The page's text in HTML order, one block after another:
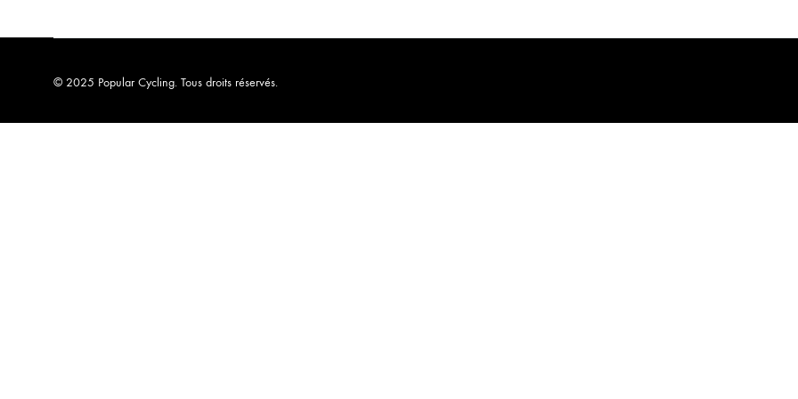
© 2025 Popular Cycling. Tous droits réservés.